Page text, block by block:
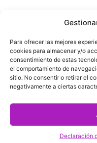
Para ofrecer las mejores
cookies para almacenar y/o
consentimiento de estas
el comportamiento de
sitio. No consentir o retirar el
negativamente a ciertas
Declaración
|Aviso de Privacidad|